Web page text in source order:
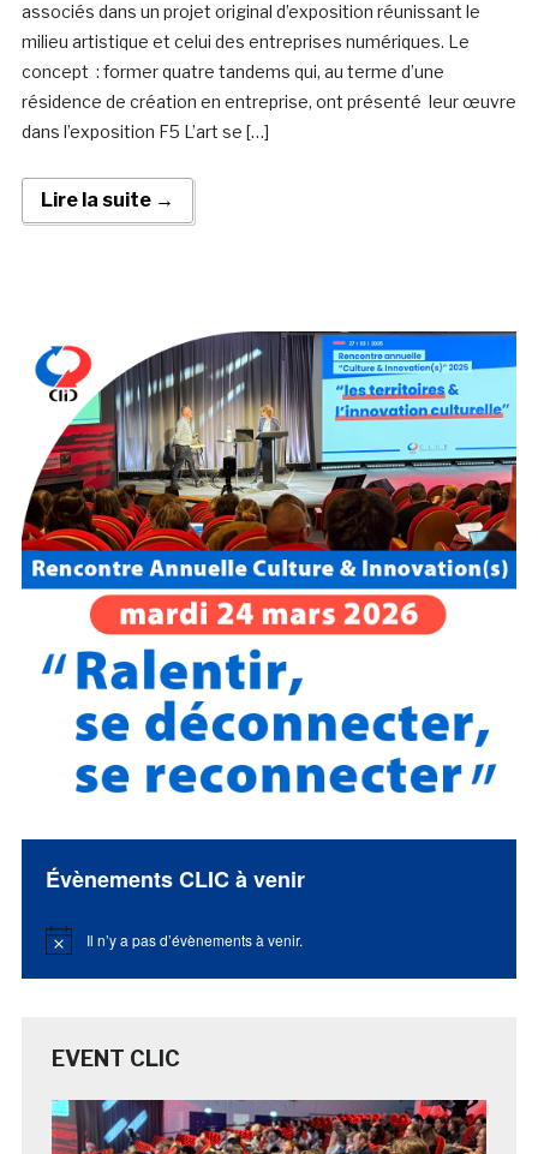
associés dans un projet original d’exposition réunissant le
milieu artistique et celui des entreprises numériques. Le
concept : former quatre tandems qui, au terme d’une
résidence de création en entreprise, ont présenté leur œuvre
dans l’exposition F5 L’art se […]
Lire la suite →
Évènements CLIC à venir
Notice Il n’y a pas d’évènements à venir.
EVENT CLIC